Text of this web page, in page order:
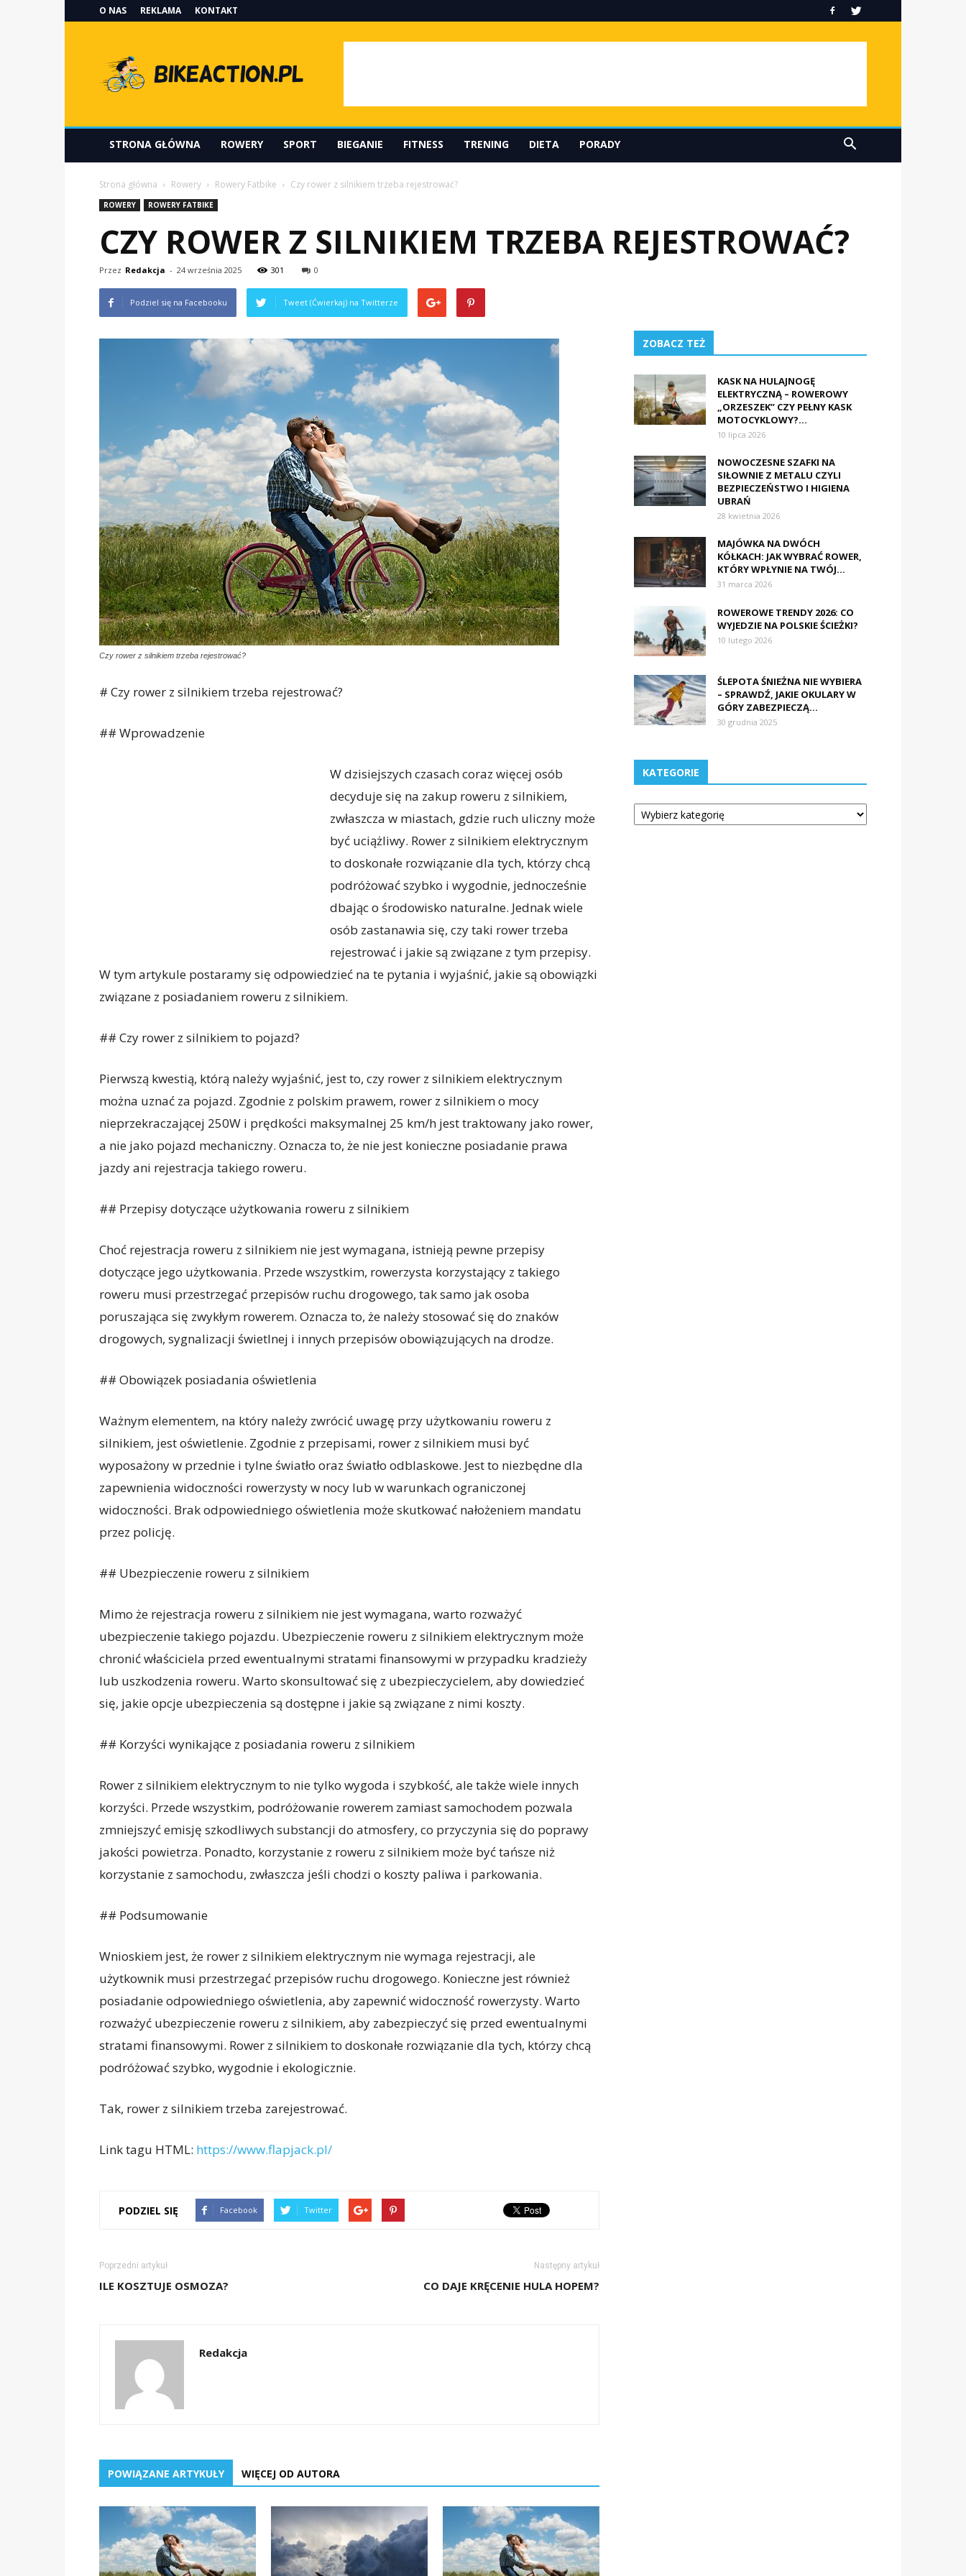
O NAS REKLAMA KONTAKT
STRONA GŁÓWNA ROWERY SPORT BIEGANIE FITNESS TRENING DIETA PORADY
Strona główna Rowery Rowery Fatbike Czy rower z silnikiem trzeba rejestrować?
ROWERY ROWERY FATBIKE
CZY ROWER Z SILNIKIEM TRZEBA REJESTROWAĆ?
Przez Redakcja - 24 września 2025 301 0
Podziel się na Facebooku Tweet (Ćwierkaj) na Twitterze
Czy rower z silnikiem trzeba rejestrować?
# Czy rower z silnikiem trzeba rejestrować?
## Wprowadzenie
W dzisiejszych czasach coraz więcej osób
decyduje się na zakup roweru z silnikiem,
zwłaszcza w miastach, gdzie ruch uliczny może
być uciążliwy. Rower z silnikiem elektrycznym
to doskonałe rozwiązanie dla tych, którzy chcą
podróżować szybko i wygodnie, jednocześnie
dbając o środowisko naturalne. Jednak wiele
osób zastanawia się, czy taki rower trzeba
rejestrować i jakie są związane z tym przepisy.
W tym artykule postaramy się odpowiedzieć na te pytania i wyjaśnić, jakie są obowiązki
związane z posiadaniem roweru z silnikiem.
## Czy rower z silnikiem to pojazd?
Pierwszą kwestią, którą należy wyjaśnić, jest to, czy rower z silnikiem elektrycznym
można uznać za pojazd. Zgodnie z polskim prawem, rower z silnikiem o mocy
nieprzekraczającej 250W i prędkości maksymalnej 25 km/h jest traktowany jako rower,
a nie jako pojazd mechaniczny. Oznacza to, że nie jest konieczne posiadanie prawa
jazdy ani rejestracja takiego roweru.
## Przepisy dotyczące użytkowania roweru z silnikiem
Choć rejestracja roweru z silnikiem nie jest wymagana, istnieją pewne przepisy
dotyczące jego użytkowania. Przede wszystkim, rowerzysta korzystający z takiego
roweru musi przestrzegać przepisów ruchu drogowego, tak samo jak osoba
poruszająca się zwykłym rowerem. Oznacza to, że należy stosować się do znaków
drogowych, sygnalizacji świetlnej i innych przepisów obowiązujących na drodze.
## Obowiązek posiadania oświetlenia
Ważnym elementem, na który należy zwrócić uwagę przy użytkowaniu roweru z
silnikiem, jest oświetlenie. Zgodnie z przepisami, rower z silnikiem musi być
wyposażony w przednie i tylne światło oraz światło odblaskowe. Jest to niezbędne dla
zapewnienia widoczności rowerzysty w nocy lub w warunkach ograniczonej
widoczności. Brak odpowiedniego oświetlenia może skutkować nałożeniem mandatu
przez policję.
## Ubezpieczenie roweru z silnikiem
Mimo że rejestracja roweru z silnikiem nie jest wymagana, warto rozważyć
ubezpieczenie takiego pojazdu. Ubezpieczenie roweru z silnikiem elektrycznym może
chronić właściciela przed ewentualnymi stratami finansowymi w przypadku kradzieży
lub uszkodzenia roweru. Warto skonsultować się z ubezpieczycielem, aby dowiedzieć
się, jakie opcje ubezpieczenia są dostępne i jakie są związane z nimi koszty.
## Korzyści wynikające z posiadania roweru z silnikiem
Rower z silnikiem elektrycznym to nie tylko wygoda i szybkość, ale także wiele innych
korzyści. Przede wszystkim, podróżowanie rowerem zamiast samochodem pozwala
zmniejszyć emisję szkodliwych substancji do atmosfery, co przyczynia się do poprawy
jakości powietrza. Ponadto, korzystanie z roweru z silnikiem może być tańsze niż
korzystanie z samochodu, zwłaszcza jeśli chodzi o koszty paliwa i parkowania.
## Podsumowanie
Wnioskiem jest, że rower z silnikiem elektrycznym nie wymaga rejestracji, ale
użytkownik musi przestrzegać przepisów ruchu drogowego. Konieczne jest również
posiadanie odpowiedniego oświetlenia, aby zapewnić widoczność rowerzysty. Warto
rozważyć ubezpieczenie roweru z silnikiem, aby zabezpieczyć się przed ewentualnymi
stratami finansowymi. Rower z silnikiem to doskonałe rozwiązanie dla tych, którzy chcą
podróżować szybko, wygodnie i ekologicznie.
Tak, rower z silnikiem trzeba zarejestrować.
Link tagu HTML: https://www.flapjack.pl/
PODZIEL SIĘ Facebook Twitter
Poprzedni artykuł
ILE KOSZTUJE OSMOZA?
Następny artykuł
CO DAJE KRĘCENIE HULA HOPEM?
Redakcja
POWIĄZANE ARTYKUŁY WIĘCEJ OD AUTORA
ZOBACZ TEŻ
KASK NA HULAJNOGĘ
ELEKTRYCZNĄ – ROWEROWY
„ORZESZEK” CZY PEŁNY KASK
MOTOCYKLOWY?...
10 lipca 2026
NOWOCZESNE SZAFKI NA
SIŁOWNIE Z METALU CZYLI
BEZPIECZEŃSTWO I HIGIENA
UBRAŃ
28 kwietnia 2026
MAJÓWKA NA DWÓCH
KÓŁKACH: JAK WYBRAĆ ROWER,
KTÓRY WPŁYNIE NA TWÓJ...
31 marca 2026
ROWEROWE TRENDY 2026: CO
WYJEDZIE NA POLSKIE ŚCIEŻKI?
10 lutego 2026
ŚLEPOTA ŚNIEŻNA NIE WYBIERA
– SPRAWDŹ, JAKIE OKULARY W
GÓRY ZABEZPIECZĄ...
30 grudnia 2025
KATEGORIE
Kategorie